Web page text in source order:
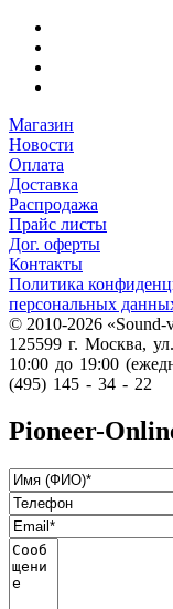
Магазин
Новости
Оплата
Доставка
Распродажа
Прайс листы
Дог. оферты
Контакты
Политика
персональных
© 2010-2026 «Sound-
125599 г. Москва,
10:00 до 19:00
(495) 145 - 34 - 22
Pioneer-